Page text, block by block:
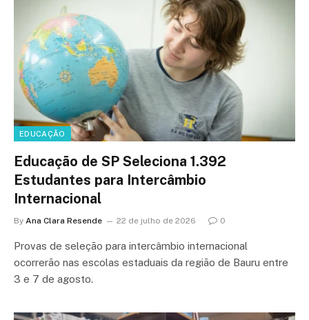
EDUCAÇÃO
Educação de SP Seleciona 1.392
Estudantes para Intercâmbio
Internacional
By Ana Clara Resende 22 de julho de 2026 0
Provas de seleção para intercâmbio internacional
ocorrerão nas escolas estaduais da região de Bauru entre
3 e 7 de agosto.